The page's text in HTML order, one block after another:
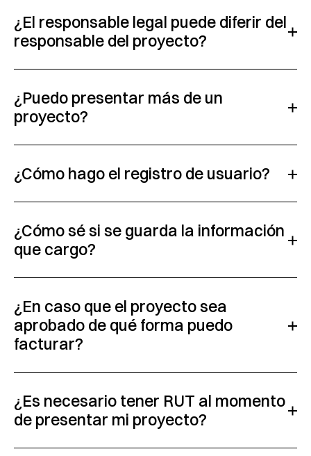
¿El responsable legal puede diferir del
responsable del proyecto?
¿Puedo presentar más de un
proyecto?
¿Cómo hago el registro de usuario?
¿Cómo sé si se guarda la información
que cargo?
¿En caso que el proyecto sea
aprobado de qué forma puedo
facturar?
¿Es necesario tener RUT al momento
de presentar mi proyecto?